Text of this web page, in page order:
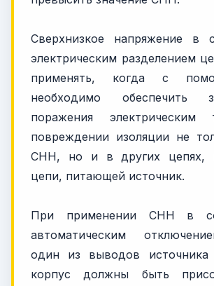
Сверхнизкое напряжение в
электрическим разделением
применять, когда с
необходимо обеспечить
поражения
повреждении изоляции не
СНН, но и в других цепях,
цепи, питающей источник.
При применении СНН в
автоматическим
один из выводов
корпус должны быть